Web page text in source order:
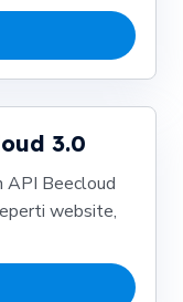
3.0
API Beecloud
website,